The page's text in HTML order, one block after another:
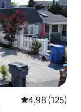
Średnia
4,98 (125)